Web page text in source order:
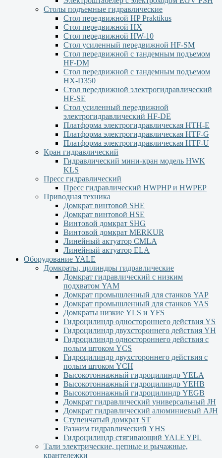
Столы подъемные гидравлические
Стол передвижной HP Praktikus
Стол передвижной HX
Стол передвижной HW-10
Стол усиленный передвижной HF-SM
Стол передвижной с тандемным подъемом
HF-DM
Стол передвижной с тандемным подъемом
HX-D350
Стол передвижной электрогидравлический
HF-SE
Стол усиленный передвижной
электрогидравлический HF-DE
Платформа электрогидравлическая HTH-E
Платформа электрогидравлическая HTF-G
Платформа электрогидравлическая HTF-U
Кран гидравлический
Гидравлический мини-кран модель HWK
KLS
Пресс гидравлический
Пресс гидравлический HWPHP и HWPEP
Приводная техника
Домкрат винтовой SHE
Домкрат винтовой HSE
Винтовой домкрат SHG
Винтовой домкрат MERKUR
Линейный актуатор CMLA
Линейный актуатор ЕLA
Оборудование YALE
Домкраты, цилиндры гидравлические
Домкрат гидравлический с низким
подхватом YAM
Домкрат промышленный для станков YAP
Домкрат промышленный для станков YAS
Домкраты низкие YLS и YFS
Гидроцилиндр одностороннего действия YS
Гидроцилиндр двухстороннего действия YН
Гидроцилиндр одностороннего действия с
полым штоком YСS
Гидроцилиндр двухстороннего действия с
полым штоком YСН
Высокотоннажный гидроцилиндр YELA
Высокотоннажный гидроцилиндр YEHВ
Высокотоннажный гидроцилиндр YEGВ
Домкрат гидравлический универсальный JH
Домкрат гидравлический алюминиевый АJH
Ступенчатый домкрат ST
Разжим гидравлический YHS
Гидроцилиндр стягивающий YALE YPL
Тали электрические, цепные и рычажные,
крантележки